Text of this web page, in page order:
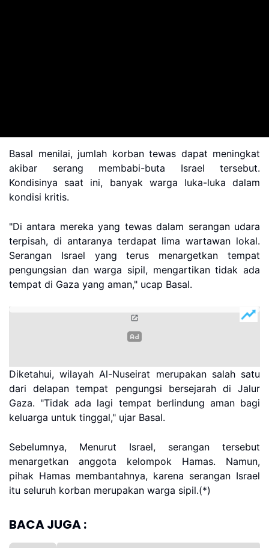
Basal menilai, jumlah korban tewas dapat meningkat
akibar serang membabi-buta Israel tersebut.
Kondisinya saat ini, banyak warga luka-luka dalam
kondisi kritis.
"Di antara mereka yang tewas dalam serangan udara
terpisah, di antaranya terdapat lima wartawan lokal.
Serangan Israel yang terus menargetkan tempat
pengungsian dan warga sipil, mengartikan tidak ada
tempat di Gaza yang aman," ucap Basal.
Diketahui, wilayah Al-Nuseirat merupakan salah satu
dari delapan tempat pengungsi bersejarah di Jalur
Gaza. "Tidak ada lagi tempat berlindung aman bagi
keluarga untuk tinggal," ujar Basal.
Sebelumnya, Menurut Israel, serangan tersebut
menargetkan anggota kelompok Hamas. Namun,
pihak Hamas membantahnya, karena serangan Israel
itu seluruh korban merupakan warga sipil.(*)
BACA JUGA :